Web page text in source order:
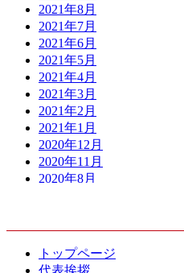
2021年8月
2021年7月
2021年6月
2021年5月
2021年4月
2021年3月
2021年2月
2021年1月
2020年12月
2020年11月
2020年8月
2020年5月
2020年4月
2020年3月
トップページ
代表挨拶